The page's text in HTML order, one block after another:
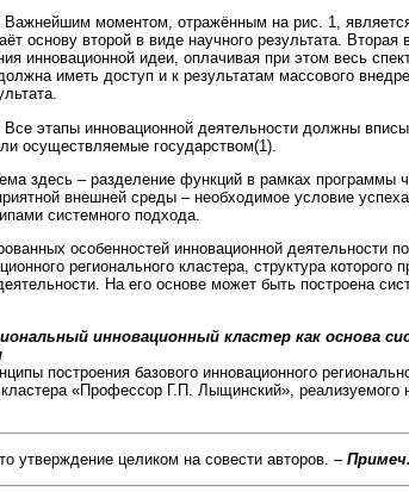
Важнейшим моментом, отражённым на рис. 1,
основу второй в виде научного результата.
инновационной идеи, оплачивая при этом весь
иметь доступ и к результатам массового
Все этапы инновационной деятельности должны
осуществляемые государством(1).
здесь – разделение функций в рамках программы
внешней среды – необходимое условие
системного подхода.
особенностей инновационной деятельности
регионального кластера, структура
На его основе может быть построена
инновационный кластер как основа
построения базового инновационного
кластера «Профессор Г.П. Лыщинский», реализуемого
утверждение целиком на совести авторов. –